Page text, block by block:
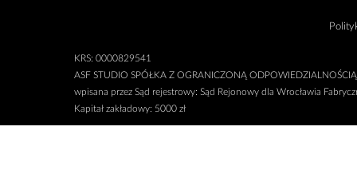
KRS: 0000829541
ASF STUDIO SPÓŁKA Z OGRANICZONĄ ODPOWIEDZIALNOŚCIĄ
wpisana przez Sąd rejestrowy: Sąd Rejonowy dla Wrocławia
Kapitał zakładowy: 5000 zł